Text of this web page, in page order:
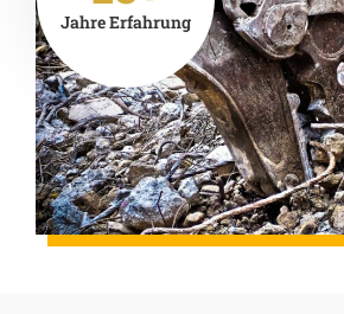
Jahre Erfahrung